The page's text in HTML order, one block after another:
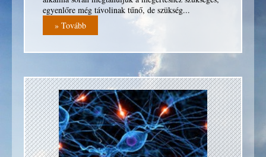
0838 )
» Cikk megtekintése
egyenlőre még távolinak tűnő, de szükség...
» Tovább